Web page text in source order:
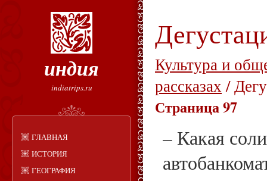
индия
indiatrips.ru
ГЛАВНАЯ
ИСТОРИЯ
ГЕОГРАФИЯ
Культура и
рассказах/
Страница 97
– Какая